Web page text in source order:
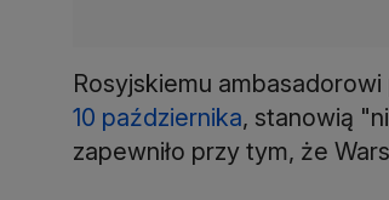
Rosyjskiemu
10 października, stanowią
zapewniło przy tym, że